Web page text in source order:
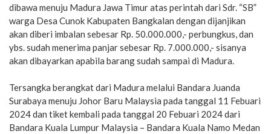
dibawa menuju Madura Jawa Timur atas perintah dari Sdr. “SB”
warga Desa Cunok Kabupaten Bangkalan dengan dijanjikan
akan diberi imbalan sebesar Rp. 50.000.000,- perbungkus, dan
ybs. sudah menerima panjar sebesar Rp. 7.000.000,- sisanya
akan dibayarkan apabila barang sudah sampai di Madura.
Tersangka berangkat dari Madura melalui Bandara Juanda
Surabaya menuju Johor Baru Malaysia pada tanggal 11 Febuari
2024 dan tiket kembali pada tanggal 20 Febuari 2024 dari
Bandara Kuala Lumpur Malaysia – Bandara Kuala Namo Medan